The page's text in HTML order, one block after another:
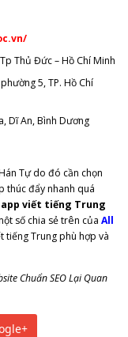
Thủ Đức – Hồ Chí Minh
5, TP. Hồ Chí
Dĩ An, Bình Dương
Tự do đó cần chọn
thúc đẩy nhanh quá
app viết tiếng Trung
số chia sẻ trên của All
tiếng Trung phù hợp và
Chuẩn SEO Lại Quan